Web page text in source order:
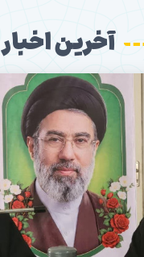
آخرین اخبار